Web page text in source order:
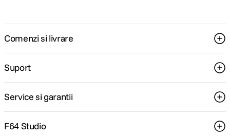
Comenzi si livrare
Suport
Service si garantii
F64 Studio